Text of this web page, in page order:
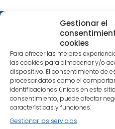
Gestionar el
cookies
Para ofrecer las mejores
las cookies para almacenar y/o
dispositivo. El consentimiento de
procesar datos como el
identificaciones únicas en este
consentimiento, puede afectar
características y funciones.
Gestionar los servicios
Suscríbete a
descubre un poco
editorial
¡Es sencillo!Selecciona
interese y estarás al día
publicaciones más
relacionadas con nuestra
Nos encanta compartir